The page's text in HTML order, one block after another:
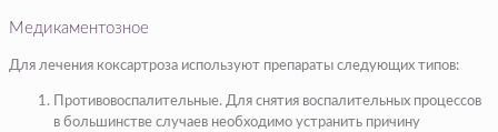
Медикаментозное
Для лечения коксартроза используют препараты следующих типов:
Противовоспалительные. Для снятия воспалительных процессов
в большинстве случаев необходимо устранить причину